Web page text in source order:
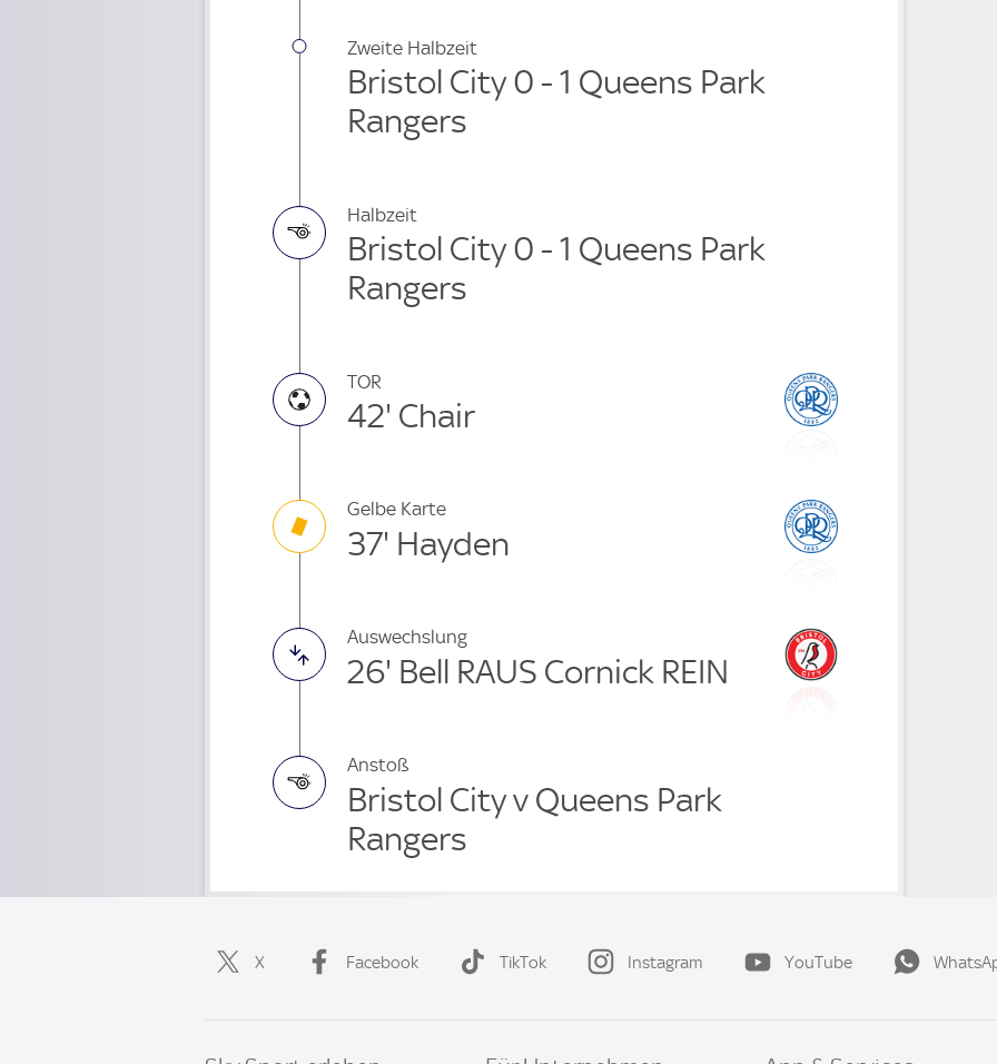
Zweite Halbzeit
Bristol City 0 - 1 Queens Park
Rangers
Halbzeit
Bristol City 0 - 1 Queens Park
Rangers
TOR
42' Chair
Gelbe Karte
37' Hayden
Auswechslung
26' Bell RAUS Cornick REIN
Anstoß
Bristol City v Queens Park
Rangers
X Facebook TikTok Instagram YouTube